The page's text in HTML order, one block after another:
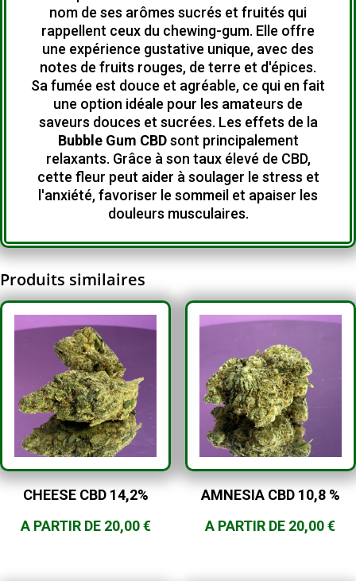
nom de ses arômes sucrés et fruités qui
rappellent ceux du chewing-gum. Elle offre
une expérience gustative unique, avec des
notes de fruits rouges, de terre et d'épices.
Sa fumée est douce et agréable, ce qui en fait
une option idéale pour les amateurs de
saveurs douces et sucrées. Les effets de la
Bubble Gum CBDsont principalement
relaxants. Grâce à son taux élevé de CBD,
cette fleur peut aider à soulager le stress et
l'anxiété, favoriser le sommeil et apaiser les
douleurs musculaires.
Produits similaires
CHEESE CBD 14,2%
A PARTIR DE 20,00€
AMNESIA CBD 10,8 %
A PARTIR DE 20,00€